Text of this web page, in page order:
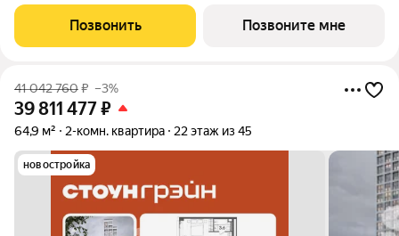
выход на балкон из каждой комнаты. Квартира с 2 спальнями -
прекрасный выбор для семей с 1-2
Позвонить Позвоните мне
41 042 760₽ –3%
39 811 477₽
64,9 м² 2-комн. квартира 22 этаж из 45
новостройка